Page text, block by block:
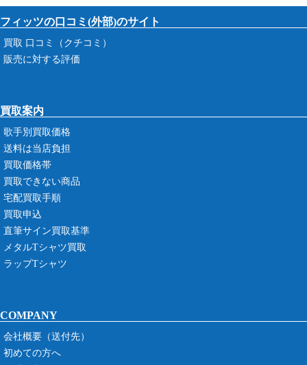
フィッツの口コミ(外部)のサイト
買取 口コミ（クチコミ）
販売に対する評価
買取案内
歌手別買取価格
送料は当店負担
買取価格帯
買取できない商品
宅配買取手順
買取申込
直筆サイン買取基準
メタルTシャツ買取
ラップTシャツ
COMPANY
会社概要（送付先）
初めての方へ